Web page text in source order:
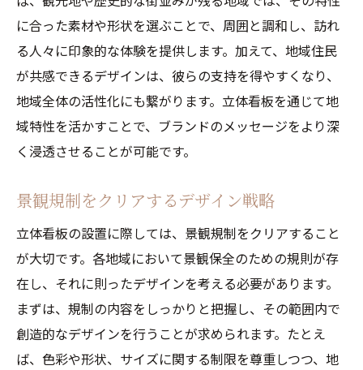
に合った素材や形状を選ぶことで、周囲と調和し、訪れ
る人々に印象的な体験を提供します。加えて、地域住民
が共感できるデザインは、彼らの支持を得やすくなり、
地域全体の活性化にも繋がります。立体看板を通じて地
域特性を活かすことで、ブランドのメッセージをより深
く浸透させることが可能です。
景観規制をクリアするデザイン戦略
立体看板の設置に際しては、景観規制をクリアすること
が大切です。各地域において景観保全のための規則が存
在し、それに則ったデザインを考える必要があります。
まずは、規制の内容をしっかりと把握し、その範囲内で
創造的なデザインを行うことが求められます。たとえ
ば、色彩や形状、サイズに関する制限を尊重しつつ、地